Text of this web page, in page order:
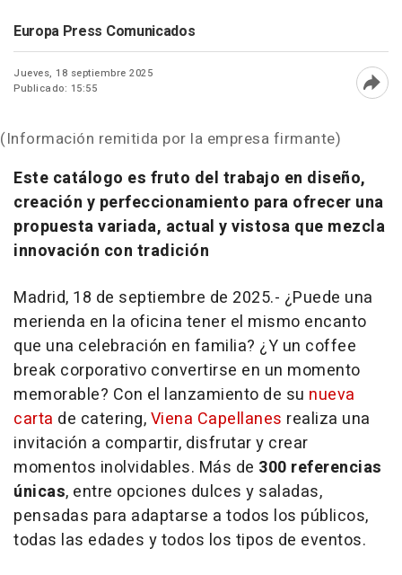
Europa Press Comunicados
Jueves, 18 septiembre 2025
Publicado: 15:55
(Información remitida por la empresa firmante)
Este catálogo es fruto del trabajo en diseño,
creación y perfeccionamiento para ofrecer una
propuesta variada, actual y vistosa que mezcla
innovación con tradición
Madrid, 18 de septiembre de 2025.- ¿Puede una
merienda en la oficina tener el mismo encanto
que una celebración en familia? ¿Y un coffee
break corporativo convertirse en un momento
memorable? Con el lanzamiento de su nueva
carta de catering,Viena Capellanes realiza una
invitación a compartir, disfrutar y crear
momentos inolvidables. Más de 300 referencias
únicas, entre opciones dulces y saladas,
pensadas para adaptarse a todos los públicos,
todas las edades y todos los tipos de eventos.